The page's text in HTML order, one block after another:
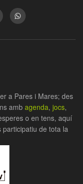
a Pares i Mares; des
amb agenda, jocs,
o en tens, aquí
de tota la